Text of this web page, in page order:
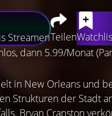
StreamenTeilen
dann 5.99/Monat
in New Orleans und
Strukturen der Stadt
Bryan Cranston